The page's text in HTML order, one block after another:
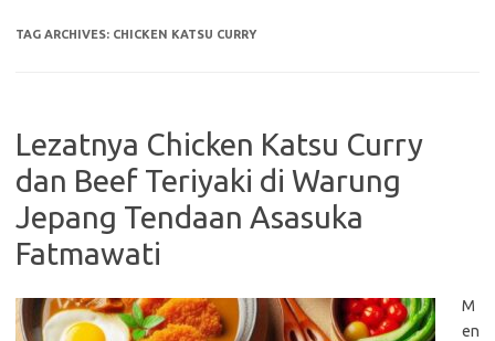
TAG ARCHIVES: CHICKEN KATSU CURRY
Lezatnya Chicken Katsu Curry
dan Beef Teriyaki di Warung
Jepang Tendaan Asasuka
Fatmawati
M
en